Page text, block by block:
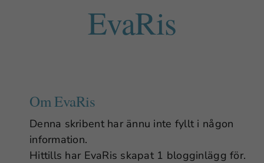
EvaRis
OmEvaRis
Denna skribent har ännu inte fyllt i någon
information.
Hittills har EvaRis skapat 1 blogginlägg för.